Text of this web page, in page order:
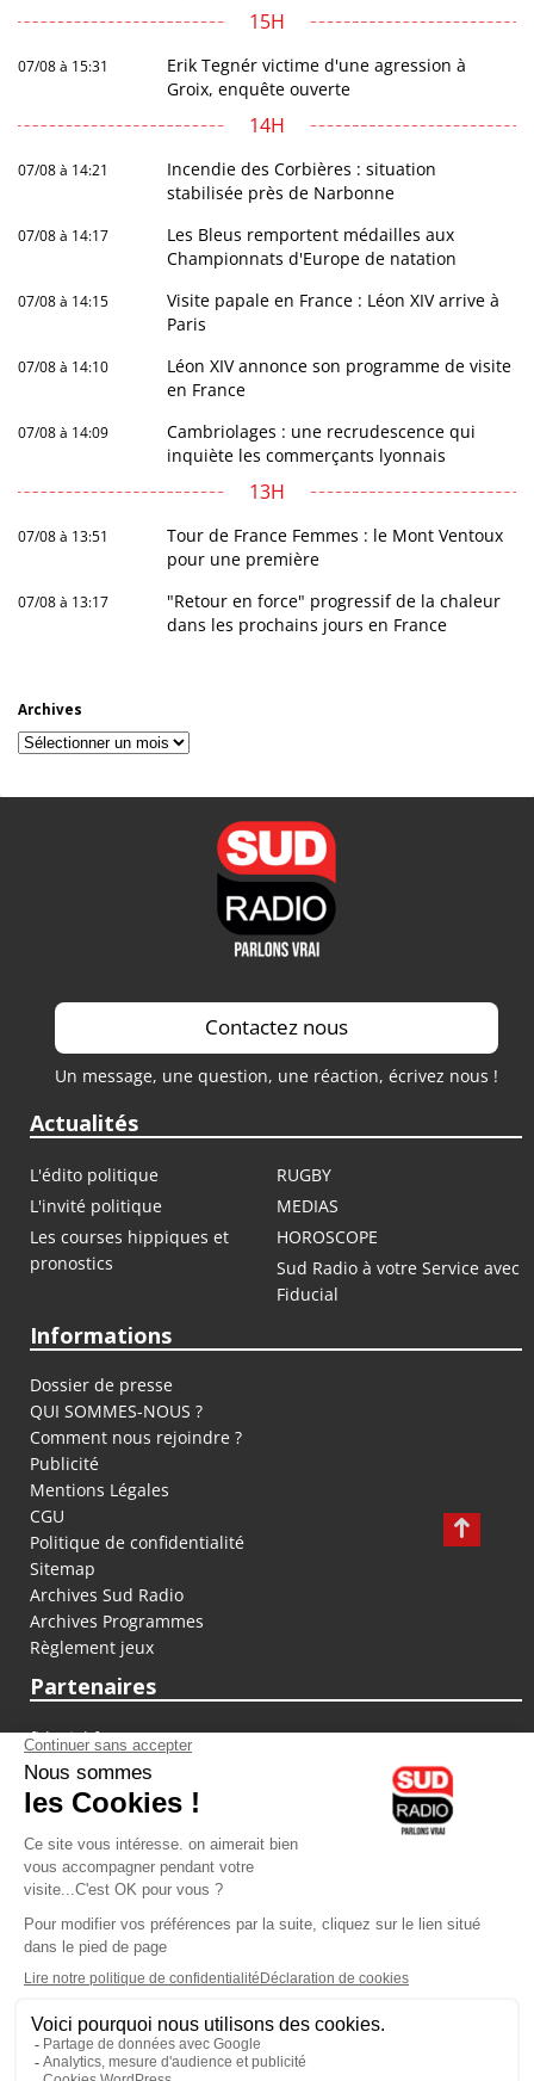
15H
07/08 à 15:31
Erik Tegnér victime d'une agression à
Groix, enquête ouverte
14H
07/08 à 14:21
Incendie des Corbières : situation
stabilisée près de Narbonne
07/08 à 14:17
Les Bleus remportent médailles aux
Championnats d'Europe de natation
07/08 à 14:15
Visite papale en France : Léon XIV arrive à
Paris
07/08 à 14:10
Léon XIV annonce son programme de visite
en France
07/08 à 14:09
Cambriolages : une recrudescence qui
inquiète les commerçants lyonnais
13H
07/08 à 13:51
Tour de France Femmes : le Mont Ventoux
pour une première
07/08 à 13:17
"Retour en force" progressif de la chaleur
dans les prochains jours en France
Archives
Archives
Contactez nous
Un message, une question, une réaction, écrivez nous !
Actualités
L'édito politique
RUGBY
L'invité politique
MEDIAS
Les courses hippiques et
pronostics
HOROSCOPE
Sud Radio à votre Service avec
Fiducial
Informations
Dossier de presse
QUI SOMMES-NOUS ?
Comment nous rejoindre ?
Publicité
Mentions Légales
CGU
Politique de confidentialité
Sitemap
Archives Sud Radio
Archives Programmes
Règlement jeux
Partenaires
fiducial.fr
lyoncapitale.fr
olympique-et-lyonnais.com
L'application Iphone / Android
Téléchargez l'application
Les cookies
Gestion des cookies